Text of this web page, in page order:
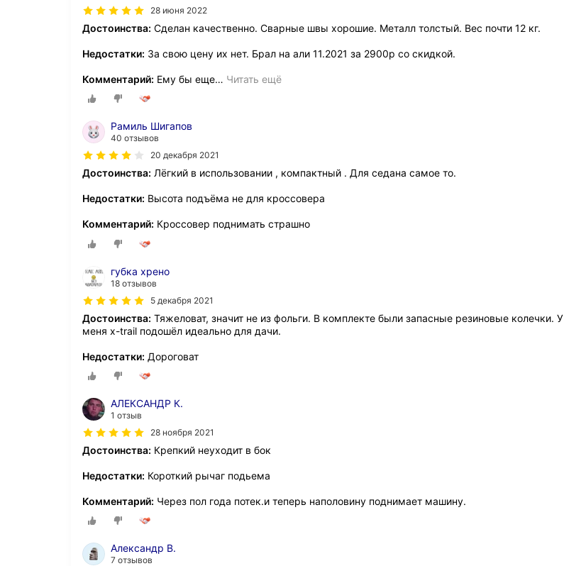
28 июня 2022
Достоинства: Сделан качественно. Сварные швы хорошие. Металл толстый. Вес почти 12 кг.
Недостатки: За свою цену их нет. Брал на али 11.2021 за 2900р со скидкой.
Комментарий: Ему бы еще… Читать ещё
Рамиль Шигапов
40 отзывов
20 декабря 2021
Достоинства: Лёгкий в использовании , компактный . Для седана самое то.
Недостатки: Высота подъёма не для кроссовера
Комментарий: Кроссовер поднимать страшно
губка хрено
18 отзывов
5 декабря 2021
Достоинства: Тяжеловат, значит не из фольги. В комплекте были запасные резиновые колечки. У
меня x-trail подошёл идеально для дачи.
Недостатки: Дороговат
АЛЕКСАНДР К.
1 отзыв
28 ноября 2021
Достоинства: Крепкий неуходит в бок
Недостатки: Короткий рычаг подьема
Комментарий: Через пол года потек.и теперь наполовину поднимает машину.
Александр В.
7 отзывов